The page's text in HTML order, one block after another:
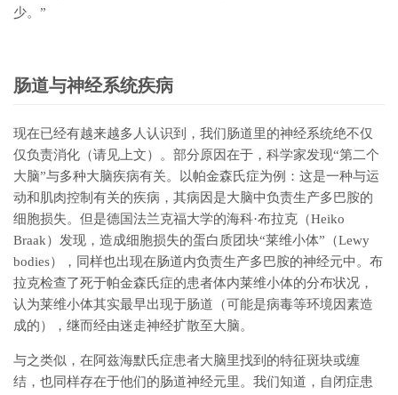
少。”
肠道与神经系统疾病
现在已经有越来越多人认识到，我们肠道里的神经系统绝不仅
仅负责消化（请见上文）。部分原因在于，科学家发现“第二个
大脑”与多种大脑疾病有关。以帕金森氏症为例：这是一种与运
动和肌肉控制有关的疾病，其病因是大脑中负责生产多巴胺的
细胞损失。但是德国法兰克福大学的海科·布拉克（Heiko
Braak）发现，造成细胞损失的蛋白质团块“莱维小体”（Lewy
bodies），同样也出现在肠道内负责生产多巴胺的神经元中。布
拉克检查了死于帕金森氏症的患者体内莱维小体的分布状况，
认为莱维小体其实最早出现于肠道（可能是病毒等环境因素造
成的），继而经由迷走神经扩散至大脑。
与之类似，在阿兹海默氏症患者大脑里找到的特征斑块或缠
结，也同样存在于他们的肠道神经元里。我们知道，自闭症患